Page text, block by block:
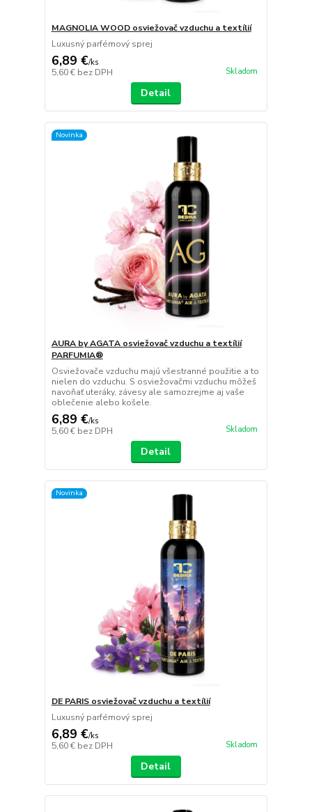
MAGNOLIA WOOD osviežovač vzduchu a textílií
Luxusný parfémový sprej
6,89 €/ks
5,60 € bez DPH Skladom
Detail
Novinka
AURA by AGATA osviežovač vzduchu a textílií
PARFUMIA®
Osviežovače vzduchu majú všestranné použitie a to
nielen do vzduchu. S osviežovačmi vzduchu môžeš
navoňať uteráky, závesy ale samozrejme aj vaše
oblečenie alebo košele.
6,89 €/ks
5,60 € bez DPH Skladom
Detail
Novinka
DE PARIS osviežovač vzduchu a textílií
Luxusný parfémový sprej
6,89 €/ks
5,60 € bez DPH Skladom
Detail